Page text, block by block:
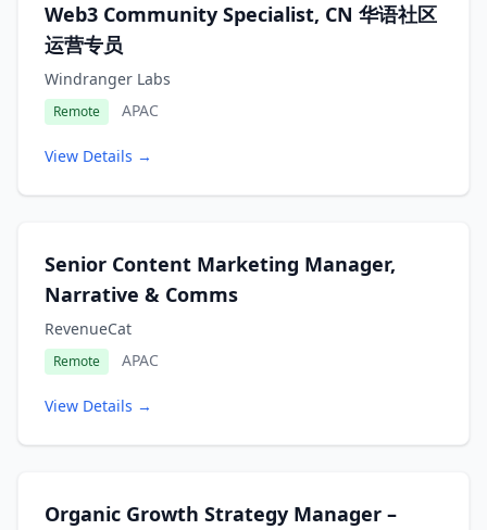
Web3 Community Specialist, CN 华语社区
运营专员
Windranger Labs
Remote APAC
View Details →
Senior Content Marketing Manager,
Narrative & Comms
RevenueCat
Remote APAC
View Details →
Organic Growth Strategy Manager –